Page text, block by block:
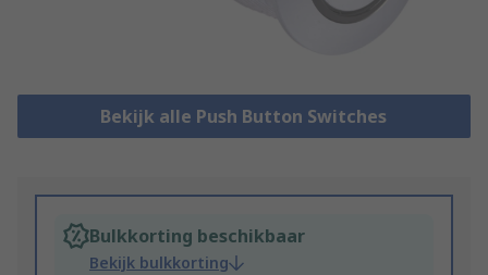
Bekijk alle Push Button Switches
Bulkkorting beschikbaar
Bekijk bulkkorting